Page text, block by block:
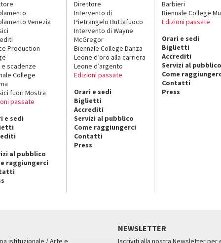
Venezia
Production
e scadenze
College
fuori Mostra
passate
e sedi
al pubblico
raggiungerci
Direttore
Intervento di
Pietrangelo Buttafuoco
Intervento di Wayne
McGregor
Biennale College Danza
Leone d’oro alla carriera
Leone d’argento
Edizioni passate
Orari e sedi
Biglietti
Accrediti
Servizi al pubblico
Come raggiungerci
Contatti
Press
Barbieri
Biennale College
Edizioni passate
Orari e sedi
Biglietti
Accrediti
Servizi al pubblico
Come
Contatti
Press
istituzionale / Arte e
NEWSLETTER
Iscriviti alla nostra Newsletter per